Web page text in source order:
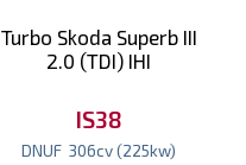
Turbo Skoda Superb III
2.0 (TDI) IHI
IS38
DNUF 306cv(225kw)